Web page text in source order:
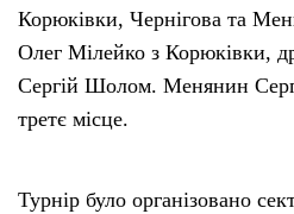
Корюківки, Чернігова та
Олег Мілейко з Корюківки,
Сергій Шолом. Менянин
третє місце.
Турнір було організовано